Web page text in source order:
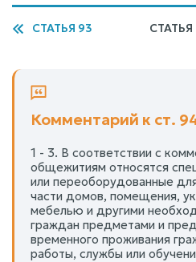
СТАТЬЯ 93 СТАТЬЯ
Комментарий к ст.
1 - 3. В соответствии с
общежитиям относятся
или переоборудованные
части домов, помещения,
мебелью и другими
граждан предметами и
временного проживания
работы, службы или